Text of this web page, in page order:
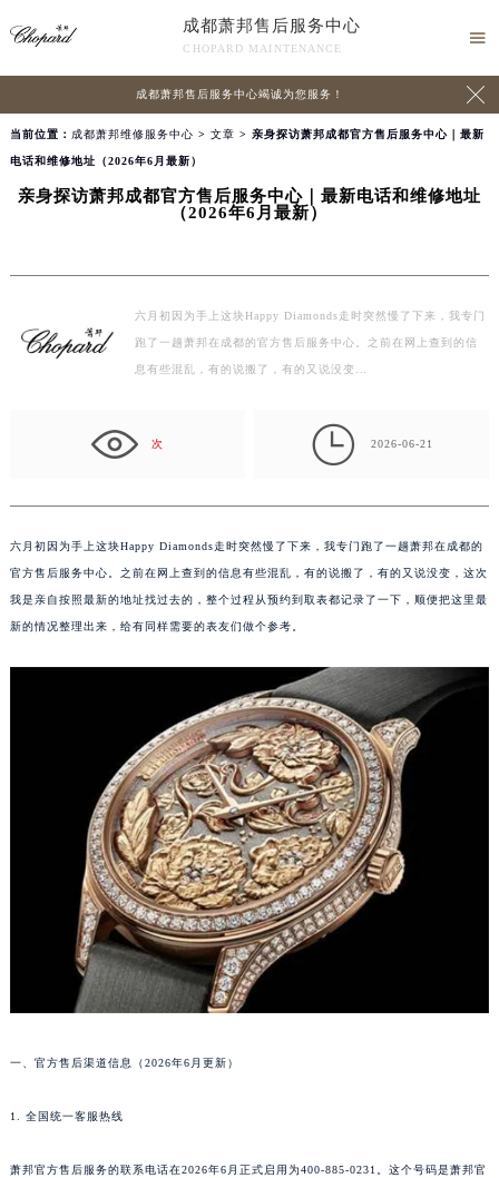
成都萧邦售后服务中心
CHOPARD MAINTENANCE

成都萧邦售后服务中心竭诚为您服务！ 
当前位置： 成都萧邦维修服务中心 > 文章 > 亲身探访萧邦成都官方售后服务中心｜最新
电话和维修地址（2026年6月最新）
亲身探访萧邦成都官方售后服务中心｜最新电话和维修地址
（2026年6月最新）
六月初因为手上这块Happy Diamonds走时突然慢了下来，我专门
跑了一趟萧邦在成都的官方售后服务中心。之前在网上查到的信
息有些混乱，有的说搬了，有的又说没变…
次  2026-06-21
六月初因为手上这块Happy Diamonds走时突然慢了下来，我专门跑了一趟萧邦在成都的
官方售后服务中心。之前在网上查到的信息有些混乱，有的说搬了，有的又说没变，这次
我是亲自按照最新的地址找过去的，整个过程从预约到取表都记录了一下，顺便把这里最
新的情况整理出来，给有同样需要的表友们做个参考。
一、官方售后渠道信息（2026年6月更新）
1. 全国统一客服热线
萧邦官方售后服务的联系电话在2026年6月正式启用为400-885-0231。这个号码是萧邦官